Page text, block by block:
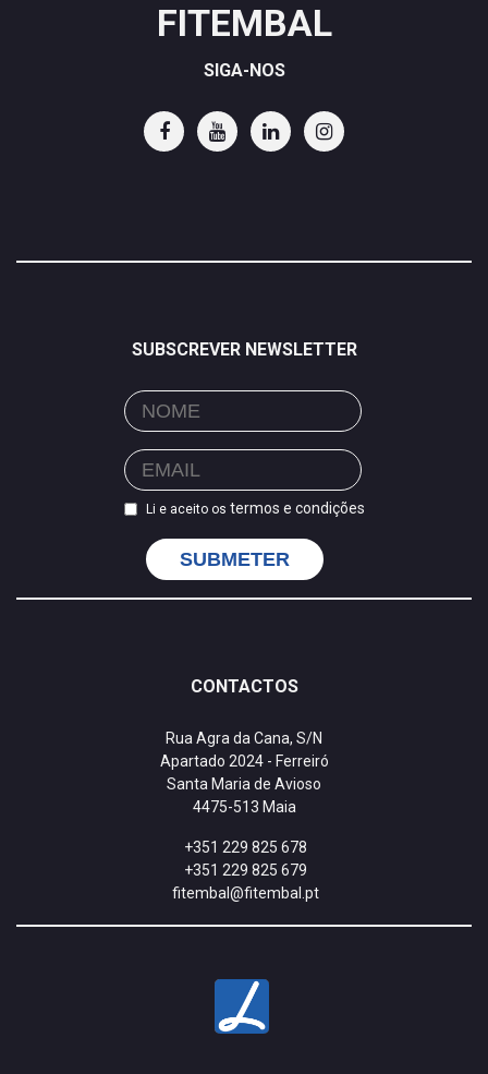
FITEMBAL
SIGA-NOS
SUBSCREVER NEWSLETTER
Li e aceito os termos e condições
SUBMETER
CONTACTOS
Rua Agra da Cana, S/N
Apartado 2024 - Ferreiró
Santa Maria de Avioso
4475-513 Maia
+351 229 825 678
+351 229 825 679
fitembal@fitembal.pt